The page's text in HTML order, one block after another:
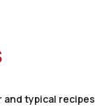
typical recipes